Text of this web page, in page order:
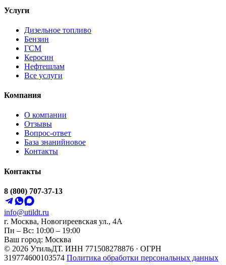
Услуги
Дизельное топливо
Бензин
ГСМ
Керосин
Нефтешлам
Все услуги
Компания
О компании
Отзывы
Вопрос-ответ
База знанийновое
Контакты
Контакты
8 (800) 707-37-13
info@utildt.ru
г. Москва, Новогиреевская ул., 4А
Пн – Вс: 10:00 – 19:00
Ваш город: Москва
© 2026 УтильДТ. ИНН 771508278876 · ОГРН
319774600103574 Политика обработки персональных данных